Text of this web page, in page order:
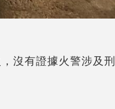
沒有證據火警涉及刑